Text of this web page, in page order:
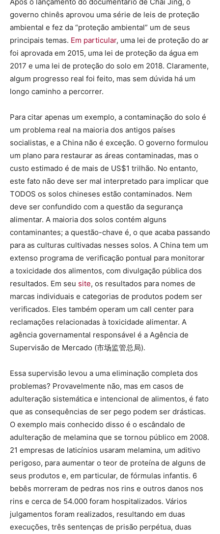
governo chinês aprovou uma série de leis de proteção
ambiental e fez da “proteção ambiental” um de seus
principais temas. Em particular, uma lei de proteção do ar
foi aprovada em 2015, uma lei de proteção da água em
2017 e uma lei de proteção do solo em 2018. Claramente,
algum progresso real foi feito, mas sem dúvida há um
longo caminho a percorrer.
Para citar apenas um exemplo, a contaminação do solo é
um problema real na maioria dos antigos países
socialistas, e a China não é exceção. O governo formulou
um plano para restaurar as áreas contaminadas, mas o
custo estimado é de mais de US$1 trilhão. No entanto,
este fato não deve ser mal interpretado para implicar que
TODOS os solos chineses estão contaminados. Nem
deve ser confundido com a questão da segurança
alimentar. A maioria dos solos contém alguns
contaminantes; a questão-chave é, o que acaba passando
para as culturas cultivadas nesses solos. A China tem um
extenso programa de verificação pontual para monitorar
a toxicidade dos alimentos, com divulgação pública dos
resultados. Em seu site, os resultados para nomes de
marcas individuais e categorias de produtos podem ser
verificados. Eles também operam um call center para
reclamações relacionadas à toxicidade alimentar. A
agência governamental responsável é a Agência de
Supervisão de Mercado (市场监管总局).
Essa supervisão levou a uma eliminação completa dos
problemas? Provavelmente não, mas em casos de
adulteração sistemática e intencional de alimentos, é fato
que as consequências de ser pego podem ser drásticas.
O exemplo mais conhecido disso é o escândalo de
adulteração de melamina que se tornou público em 2008.
21 empresas de laticínios usaram melamina, um aditivo
perigoso, para aumentar o teor de proteína de alguns de
seus produtos e, em particular, de fórmulas infantis. 6
bebês morreram de pedras nos rins e outros danos nos
rins e cerca de 54.000 foram hospitalizados. Vários
julgamentos foram realizados, resultando em duas
execuções, três sentenças de prisão perpétua, duas